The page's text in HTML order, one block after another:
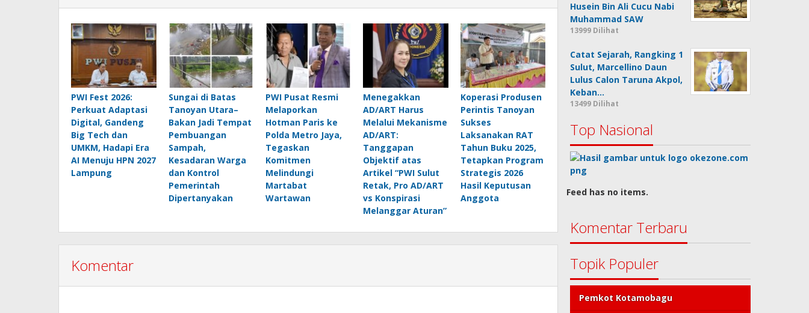
PWI Fest 2026:
Perkuat Adaptasi
Digital, Gandeng
Big Tech dan
UMKM, Hadapi Era
AI Menuju HPN 2027
Lampung
Sungai di Batas
Tanoyan Utara–
Bakan Jadi Tempat
Pembuangan
Sampah,
Kesadaran Warga
dan Kontrol
Pemerintah
Dipertanyakan
PWI Pusat Resmi
Melaporkan
Hotman Paris ke
Polda Metro Jaya,
Tegaskan
Komitmen
Melindungi
Martabat
Wartawan
Menegakkan
AD/ART Harus
Melalui Mekanisme
AD/ART:
Tanggapan
Objektif atas
Artikel “PWI Sulut
Retak, Pro AD/ART
vs Konspirasi
Melanggar Aturan”
Koperasi Produsen
Perintis Tanoyan
Sukses
Laksanakan RAT
Tahun Buku 2025,
Tetapkan Program
Strategis 2026
Hasil Keputusan
Anggota
Komentar
Husein Bin Ali Cucu Nabi
Muhammad SAW
13999 Dilihat
Catat Sejarah, Rangking 1
Sulut, Marcellino Daun
Lulus Calon Taruna Akpol,
Keban…
13499 Dilihat
Top Nasional
Feed has no items.
Komentar Terbaru
Topik Populer
Pemkot Kotamobagu